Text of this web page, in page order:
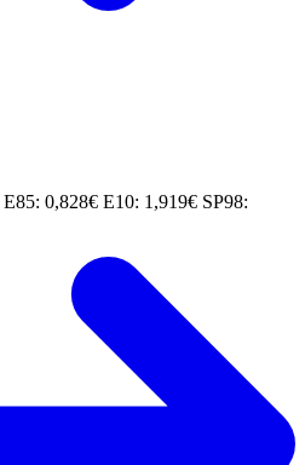
E85: 0,828€ E10: 1,919€ SP98: